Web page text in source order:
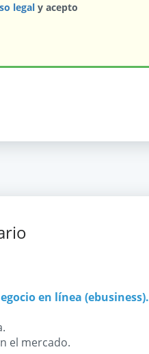
legal y acepto
en línea (ebusiness).
el mercado.